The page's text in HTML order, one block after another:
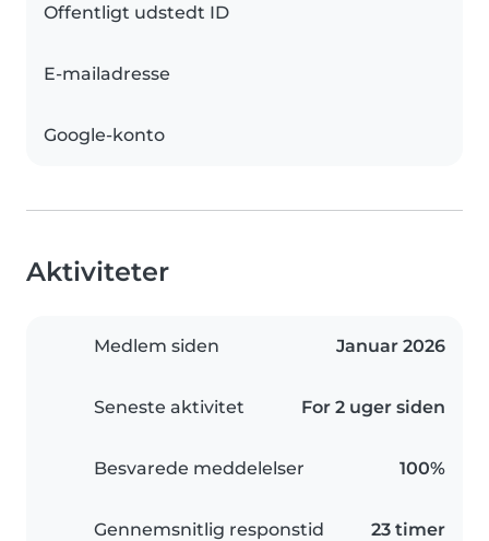
Offentligt udstedt ID
E-mailadresse
Google-konto
Aktiviteter
Medlem siden Januar 2026
Seneste aktivitet For 2 uger siden
Besvarede meddelelser 100%
Gennemsnitlig responstid 23 timer